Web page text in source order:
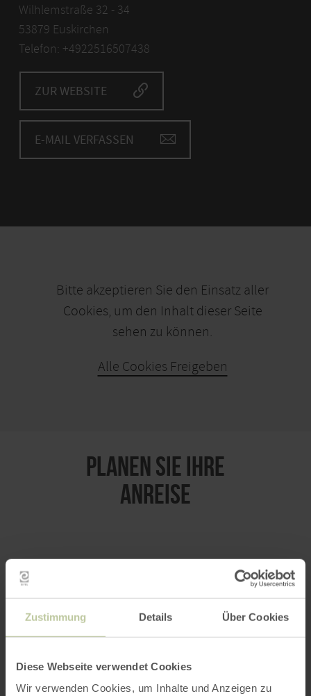
Zustimmung Details Über Cookies
Diese Webseite verwendet Cookies
Wir verwenden Cookies, um Inhalte und Anzeigen zu
Wilhlemstraße 32 - 34
53879 Euskirchen
Telefon: +4922516507438
ZUR WEBSITE
E-MAIL VERFASSEN
Bitte akzeptieren Sie den Einsatz aller
Cookies, um den Inhalt dieser Seite
sehen zu können.
Alle Cookies Freigeben
PLANEN SIE IHRE
ANREISE
Anfahrt von: